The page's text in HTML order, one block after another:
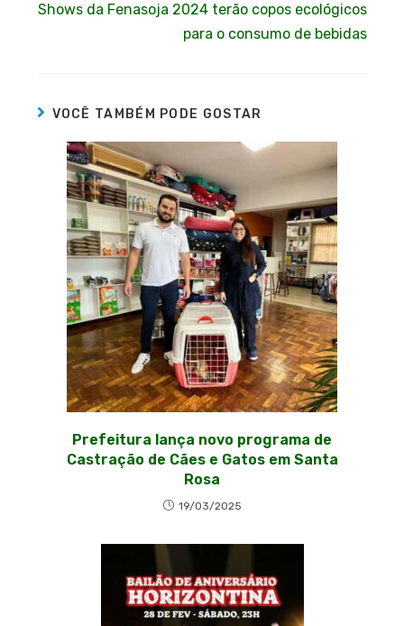
Shows da Fenasoja 2024 terão copos ecológicos
para o consumo de bebidas
VOCÊ TAMBÉM PODE GOSTAR
Prefeitura lança novo programa de
Castração de Cães e Gatos em Santa
Rosa
19/03/2025